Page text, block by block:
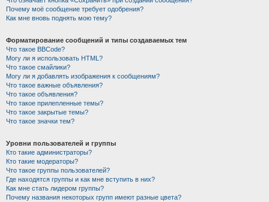
Почему моё сообщение требует одобрения?
Как мне вновь поднять мою тему?
Форматирование сообщений и типы создаваемых тем
Что такое BBCode?
Могу ли я использовать HTML?
Что такое смайлики?
Могу ли я добавлять изображения к сообщениям?
Что такое важные объявления?
Что такое объявления?
Что такое прилепленные темы?
Что такое закрытые темы?
Что такое значки тем?
Уровни пользователей и группы
Кто такие администраторы?
Кто такие модераторы?
Что такое группы пользователей?
Где находятся группы и как мне вступить в них?
Как мне стать лидером группы?
Почему названия некоторых групп имеют разные цвета?